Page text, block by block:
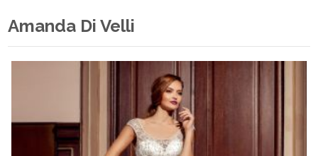
Amanda Di Velli